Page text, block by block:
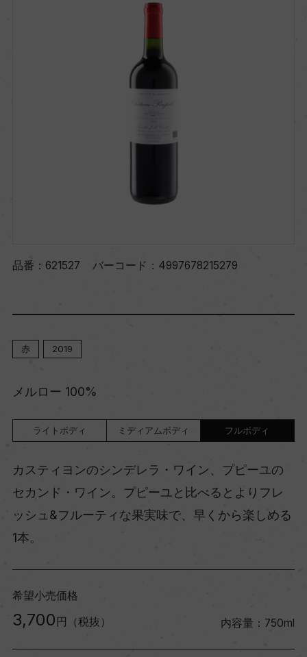
品番： 621527 バーコード： 4997678215279
赤 2019
メルロー 100%
ライトボディ ミディアムボディ フルボディ
カスティヨンのシンデレラ・ワイン、プピーユの
セカンド・ワイン。プピーユと比べるとよりフレ
ッシュ&フルーティな果実味で、早くから楽しめる
1本。
希望小売価格
3,700 円（税抜） 内容量：750ml